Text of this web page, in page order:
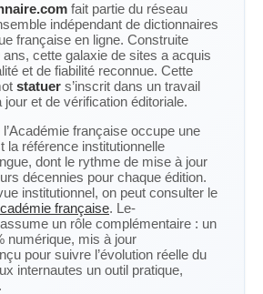
fait partie du réseau
indépendant de dictionnaires
française en ligne. Construite
cette galaxie de sites a acquis
et de fiabilité reconnue. Cette
statuer s’inscrit dans un travail
jour et de vérification éditoriale.
française occupe une
la référence institutionnelle
dont le rythme de mise à jour
décennies pour chaque édition.
institutionnel, on peut consulter le
française. Le-
un rôle complémentaire : un
numérique, mis à jour
pour suivre l’évolution réelle du
internautes un outil pratique,